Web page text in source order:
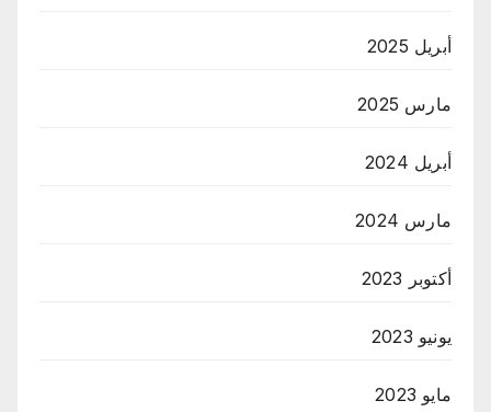
أبريل 2025
مارس 2025
أبريل 2024
مارس 2024
أكتوبر 2023
يونيو 2023
مايو 2023